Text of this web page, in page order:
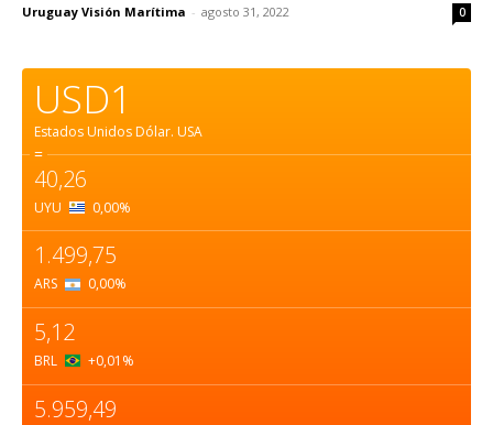
Uruguay Visión Marítima - agosto 31, 2022 0
USD1
Estados Unidos Dólar. USA
=
40,26
UYU 0,00%
1.499,75
ARS 0,00%
5,12
BRL +0,01 %
5.959,49